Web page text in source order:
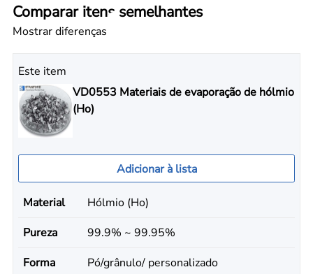
Comparar itens semelhantes
Mostrar diferenças
Este item
VD0553 Materiais de evaporação de hólmio
(Ho)
Adicionar à lista
Material
Hólmio (Ho)
Pureza
99.9% ~ 99.95%
Forma
Pó/grânulo/ personalizado